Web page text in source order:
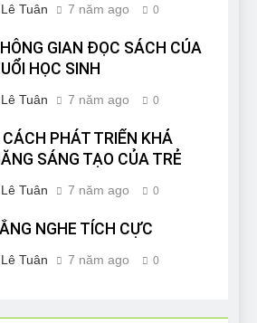
Lê Tuân 7 năm ago 0
GIAN ĐỌC SÁCH CỦA
HỌC SINH
Lê Tuân 7 năm ago 0
CÁCH PHÁT TRIỂN KHẢ
SÁNG TẠO CỦA TRẺ
Lê Tuân 7 năm ago 0
NGHE TÍCH CỰC
Lê Tuân 7 năm ago 0